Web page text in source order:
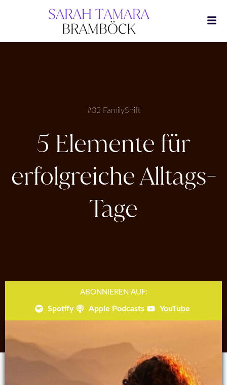
#32 FamilyShift
5 Elemente für
erfolgreiche Alltags-
Tage
ABONNIEREN AUF:
Spotify Apple Podcasts YouTube